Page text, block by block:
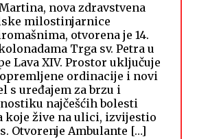
nova zdravstvena
milostinjarnice
otvorena je 14.
Trga sv. Petra u
Lava XIV. Prostor uključuje
ordinacije i novi
s uređajem za brzu i
najčešćih bolesti
koje žive na ulici, izvijestio
Otvorenje Ambulante […]